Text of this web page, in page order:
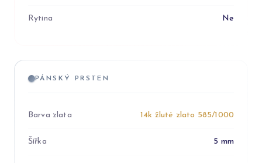
Rytina Ne
PÁNSKÝ PRSTEN
Barva zlata 14k žluté zlato 585/1000
Šířka 5 mm